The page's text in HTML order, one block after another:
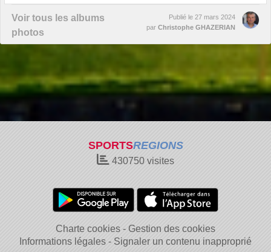
Voir tous les albums
photos
Publié le 27 mars 2024
par Christophe GHAZERIAN
SPORTSREGIONS
430750 visites
Charte cookies
Gestion des cookies
Informations légales
Signaler un contenu inapproprié